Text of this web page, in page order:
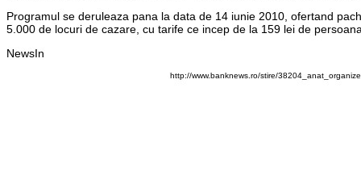
Programul se deruleaza pana la data de 14 iunie 2010, ofertand
5.000 de locuri de cazare, cu tarife ce incep de la 159 lei de
NewsIn
http://www.banknews.ro/stire/